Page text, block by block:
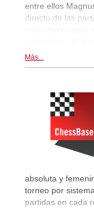
entre ellos
directo de las
Más...
absoluta y
torneo por
partidas en cada